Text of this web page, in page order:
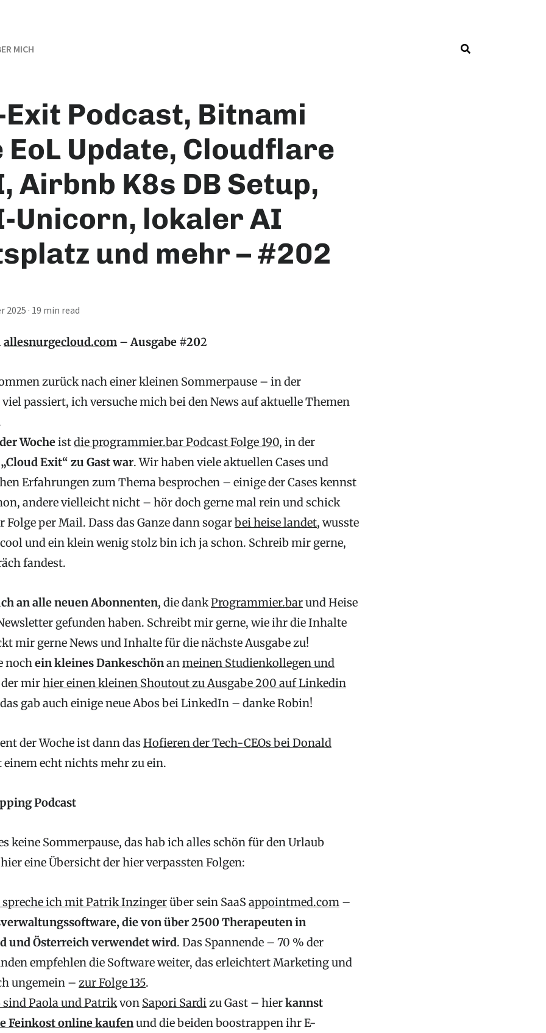
MICH
Podcast, Bitnami
EoL Update, Cloudflare
Airbnb K8s DB Setup,
Unicorn, lokaler AI
und mehr – #202
2025 · 19 min read
allesnurgecloud.com – Ausgabe #202
zurück nach einer kleinen Sommerpause – in der
passiert, ich versuche mich bei den News auf aktuelle Themen
Wocheistdie programmier.bar Podcast Folge 190, in der
Exit“ zu Gast war. Wir haben viele aktuellen Cases und
Erfahrungen zum Thema besprochen – einige der Cases kennst
andere vielleicht nicht – hör doch gerne mal rein und schick
Folge per Mail. Dass das Ganze dann sogarbei heise landet, wusste
und ein klein wenig stolz bin ich ja schon. Schreib mir gerne,
fandest.
an alle neuen Abonnenten, die dankProgrammier.barund Heise
gefunden haben. Schreibt mir gerne, wie ihr die Inhalte
mir gerne News und Inhalte für die nächste Ausgabe zu!
nochein kleines Dankeschönanmeinen Studienkollegen und
der mirhier einen kleinen Shoutout zu Ausgabe 200 auf Linkedin
gab auch einige neue Abos bei LinkedIn – danke Robin!
der Woche ist dann das Hofieren der Tech-CEOs bei Donald
echt nichts mehr zu ein.
Podcast
keine Sommerpause, das hab ich alles schön für den Urlaub
eine Übersicht der hier verpassten Folgen:
spreche ich mit Patrik Inzingerüber sein SaaS appointmed.com –
die von über 2500 Therapeuten in
und Österreich verwendet wird. Das Spannende – 70 % der
empfehlen die Software weiter, das erleichtert Marketing und
ungemein – zur Folge 135.
sind Paola und Patrikvon Sapori Sardizu Gast – hierkannst
Feinkost online kaufenund die beiden boostrappen ihr E-